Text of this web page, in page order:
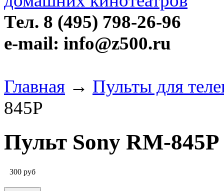
Тел. 8 (495) 798-26-96
e-mail: info@z500.ru
Главная → Пульты для
845P
Пульт Sony RM-845P
300 руб